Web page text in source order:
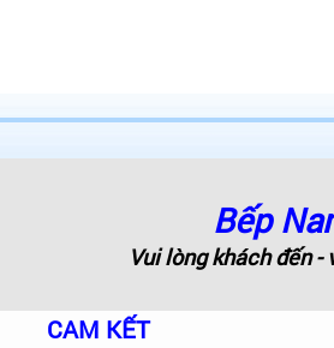
Bếp
Vui lòng khách đến
CAM KẾT